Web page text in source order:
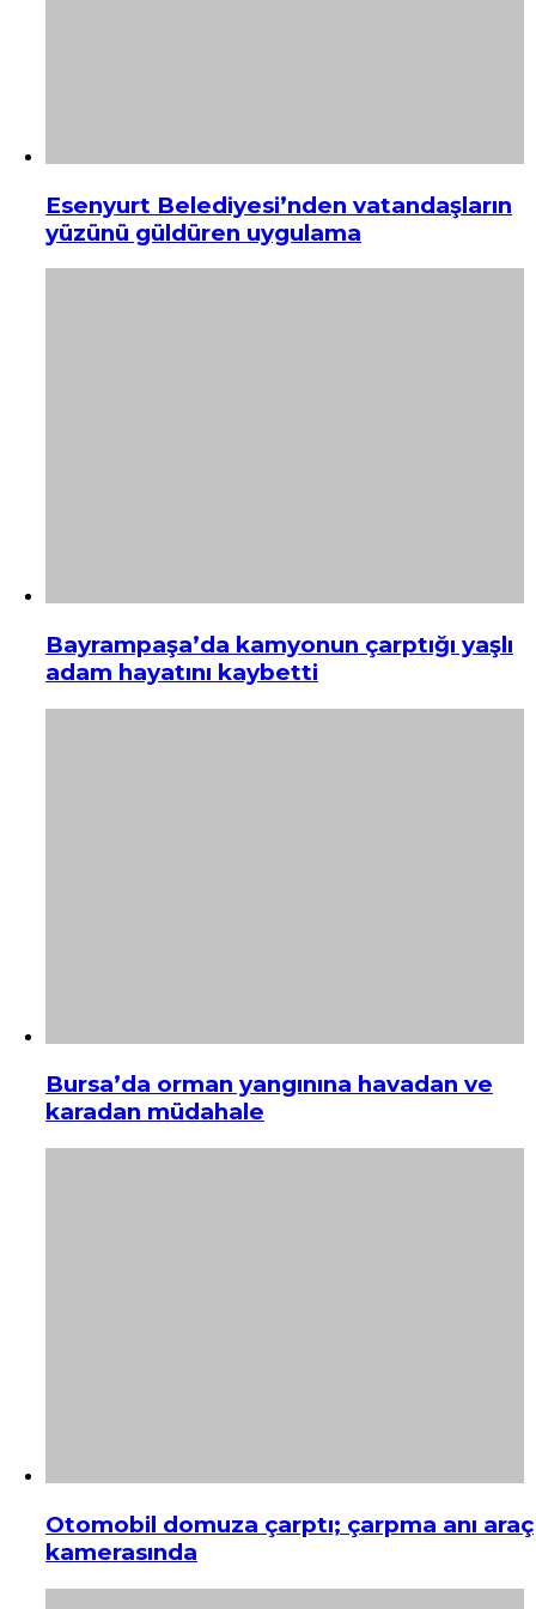
Esenyurt Belediyesi’nden vatandaşların
yüzünü güldüren uygulama
Bayrampaşa’da kamyonun çarptığı yaşlı
adam hayatını kaybetti
Bursa’da orman yangınına havadan ve
karadan müdahale
Otomobil domuza çarptı; çarpma anı araç
kamerasında